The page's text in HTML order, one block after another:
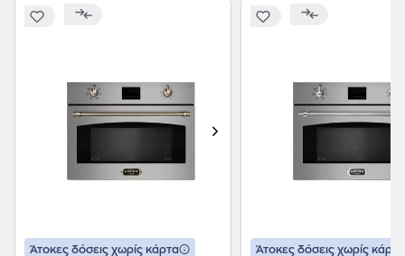
Άτοκες δόσεις χωρίς κάρτα Άτοκες δόσεις χωρίς κάρτα